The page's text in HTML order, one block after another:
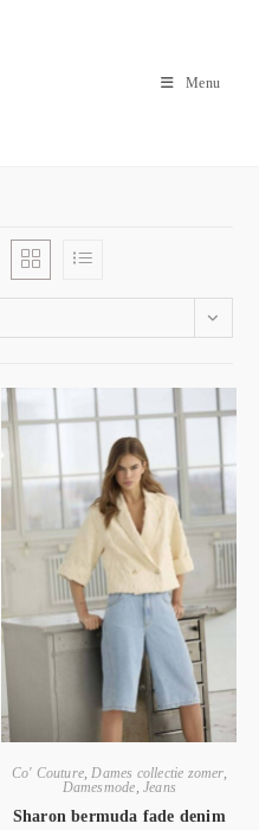
Menu
Co' Couture, Dames collectie zomer,
Damesmode Jeans
Sharon bermuda fade denim